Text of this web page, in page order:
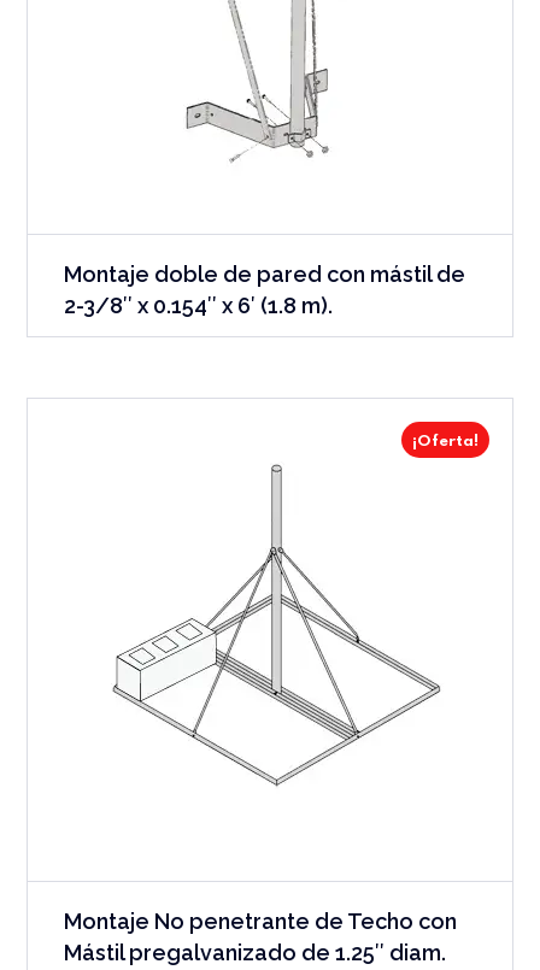
Montaje doble de pared con mástil de
2-3/8″ x 0.154″ x 6′ (1.8 m).
¡Oferta!
Montaje No penetrante de Techo con
Mástil pregalvanizado de 1.25″ diam.